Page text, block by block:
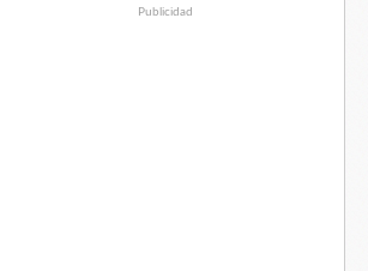
Publicidad